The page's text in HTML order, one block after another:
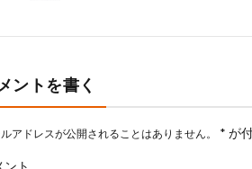
ントを書く
アドレスが公開されることはありません。 * が